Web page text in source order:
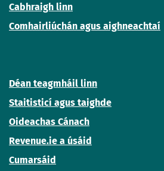
Cabhraigh linn
Comhairliúchán agus aighneachtaí
Déan teagmháil linn
Staitisticí agus taighde
Oideachas Cánach
Revenue.ie a úsáid
Cumarsáid